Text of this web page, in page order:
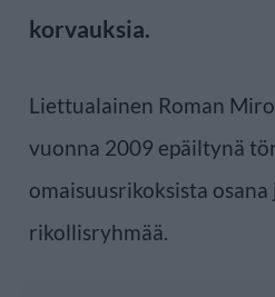
korvauksia.
Liettualainen Roman
vuonna 2009 epäiltynä
omaisuusrikoksista
rikollisryhmää.